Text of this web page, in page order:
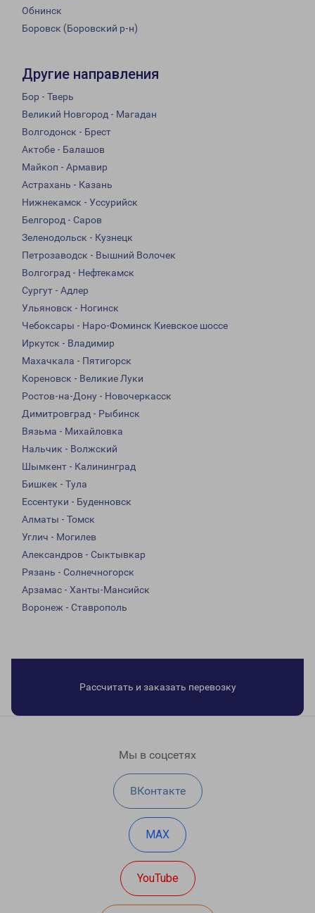
Обнинск
Боровск (Боровский р-н)
Другие направления
Бор - Тверь
Великий Новгород - Магадан
Волгодонск - Брест
Актобе - Балашов
Майкоп - Армавир
Астрахань - Казань
Нижнекамск - Уссурийск
Белгород - Саров
Зеленодольск - Кузнецк
Петрозаводск - Вышний Волочек
Волгоград - Нефтекамск
Сургут - Адлер
Ульяновск - Ногинск
Чебоксары - Наро-Фоминск Киевское шоссе
Иркутск - Владимир
Махачкала - Пятигорск
Кореновск - Великие Луки
Ростов-на-Дону - Новочеркасск
Димитровград - Рыбинск
Вязьма - Михайловка
Нальчик - Волжский
Шымкент - Калининград
Бишкек - Тула
Ессентуки - Буденновск
Алматы - Томск
Углич - Могилев
Александров - Сыктывкар
Рязань - Солнечногорск
Арзамас - Ханты-Мансийск
Воронеж - Ставрополь
Рассчитать и заказать перевозку
Мы в соцсетях
ВКонтакте
MAX
YouTube